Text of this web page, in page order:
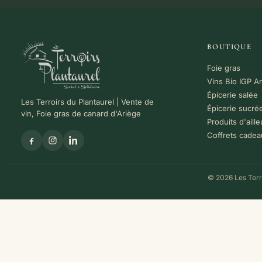
Les Terroirs du Plantaurel | Vente de
vin, Foie gras de canard d'Ariège
BOUTIQUE
Foie gras
Vins Bio IGP
Épicerie salée
Épicerie
Produits
Coffrets
© 2026 Les